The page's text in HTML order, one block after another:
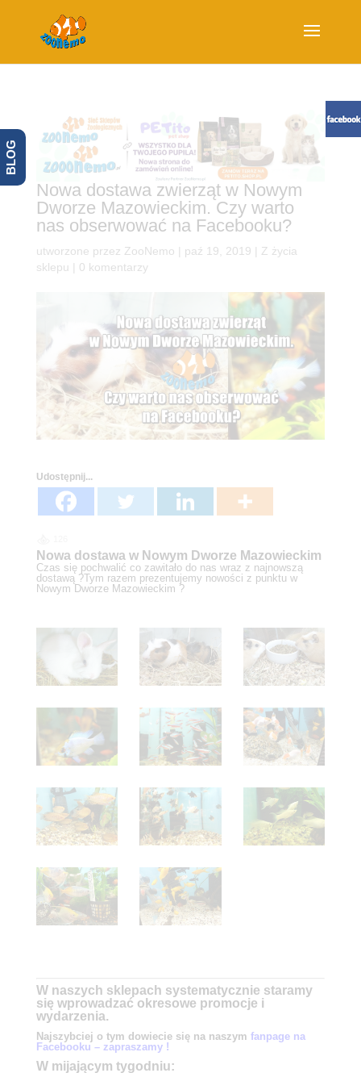
Nowa dostawa zwierząt w Nowym
Dworze Mazowieckim. Czy warto
nas obserwować na Facebooku?
utworzone przez ZooNemo paź 19, 2019
Z życia
sklepu
0 komentarzy
Udostępnij...
Nowa dostawa w Nowym Dworze Mazowieckim
Czas się pochwalić co zawitało do nas wraz z najnowszą
dostawą ?Tym razem prezentujemy nowości z punktu w
Nowym Dworze Mazowieckim ?
W naszych sklepach systematycznie staramy
się wprowadzać okresowe promocje i
wydarzenia.
Najszybciej o tym dowiecie się na naszym fanpage na
Facebooku – zapraszamy !
W mijającym tygodniu:
BLOG